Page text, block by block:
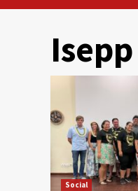
Isepp
Social